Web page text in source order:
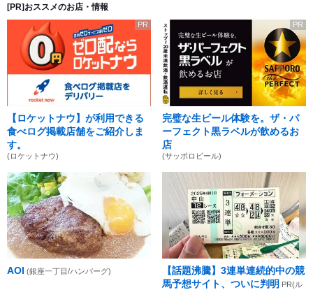
[PR]おススメのお店・情報
PR
【ロケットナウ】が利用できる
食べログ掲載店舗をご紹介しま
す。
(ロケットナウ)
PR
完璧な生ビール体験を。ザ・パ
ーフェクト黒ラベルが飲めるお
店
(サッポロビール)
AOI (銀座一丁目/ハンバーグ)
【話題沸騰】3連単連続的中の競
馬予想サイト、ついに判明 PR(ル